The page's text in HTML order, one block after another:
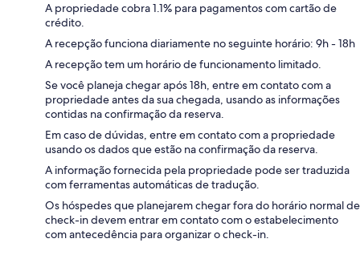
A propriedade cobra 1.1% para pagamentos com cartão de
crédito.
A recepção funciona diariamente no seguinte horário: 9h - 18h
A recepção tem um horário de funcionamento limitado.
Se você planeja chegar após 18h, entre em contato com a
propriedade antes da sua chegada, usando as informações
contidas na confirmação da reserva.
Em caso de dúvidas, entre em contato com a propriedade
usando os dados que estão na confirmação da reserva.
A informação fornecida pela propriedade pode ser traduzida
com ferramentas automáticas de tradução.
Os hóspedes que planejarem chegar fora do horário normal de
check-in devem entrar em contato com o estabelecimento
com antecedência para organizar o check-in.